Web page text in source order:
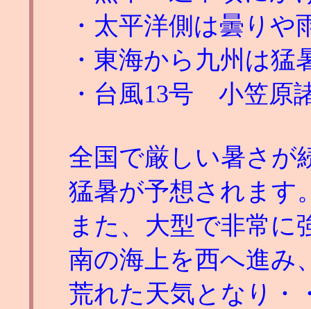
・太平洋側は曇り
・東海から九州は
・台風13号 小笠原
全国で厳しい暑さが
猛暑が予想されます
また、大型で非常に
南の海上を西へ進み
荒れた天気となり・